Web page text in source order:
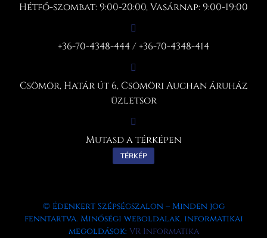
Hétfő-szombat: 9:00-20:00, Vasárnap: 9:00-19:00
+36-70-4348-444 / +36-70-4348-414
Csömör, Határ út 6, Csömöri Auchan áruház
üzletsor
Mutasd a térképen
TÉRKÉP
© Édenkert Szépségszalon – Minden jog
fenntartva. Minőségi weboldalak, informatikai
megoldások: VR Informatika